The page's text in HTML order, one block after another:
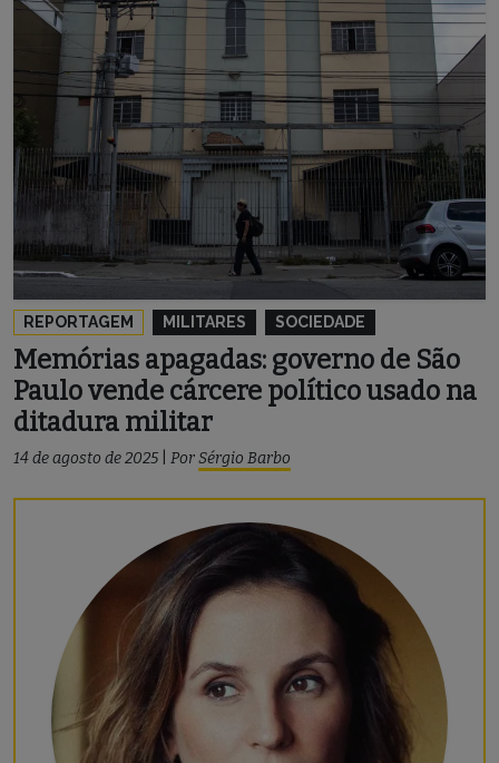
REPORTAGEM MILITARES SOCIEDADE
Memórias apagadas: governo de São
Paulo vende cárcere político usado na
ditadura militar
14 de agosto de 2025 PorSérgio Barbo